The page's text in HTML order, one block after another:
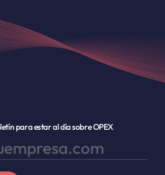
para estar al día sobre OPEX